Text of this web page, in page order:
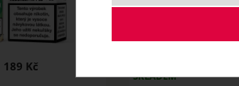
Stylový Drip Tip 510
SKLADEM
189 Kč